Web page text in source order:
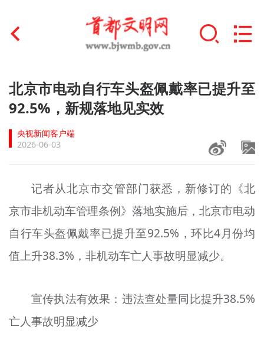
首页
文明创建
文明实践
未成年人思想道德建设
榜样人物
+
身边好人
北京宣传文化引导基金
北京市电动自行车头盔佩戴率已提升至
92.5%，新规落地见实效
央视新闻客户端
2026-06-03
记者从北京市交管部门获悉，新修订的《北
京市非机动车管理条例》落地实施后，北京市电动
自行车头盔佩戴率已提升至92.5%，环比4月份均
值上升38.3%，非机动车亡人事故明显减少。
宣传执法有效果：违法查处量同比提升38.5%
亡人事故明显减少